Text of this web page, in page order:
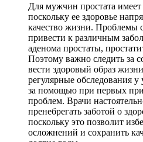
Для мужчин простата имеет
поскольку ее здоровье
качество жизни. Проблемы
привести к различным
аденома простаты,
Поэтому важно следить за
вести здоровый образ
регулярные обследования у
за помощью при первых
проблем. Врачи
пренебрегать заботой о
поскольку это позволит
осложнений и сохранить